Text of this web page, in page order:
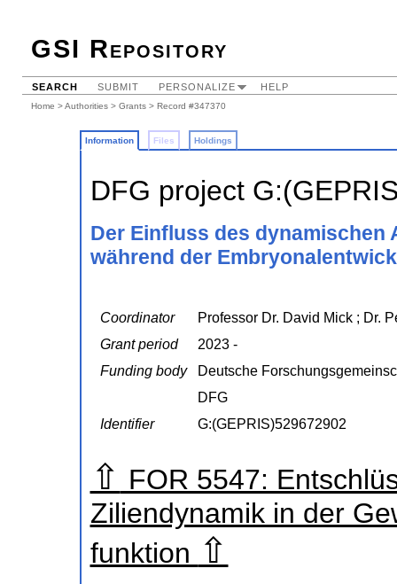
GSI Repository
SEARCH SUBMIT PERSONALIZE HELP
Home >Authorities > Grants > Record #347370
Information Files Holdings
DFG project
Der Einfluss des dynamischen
während der
Coordinator
Professor Dr. David Mick ; Dr.
Grant period
2023 -
Funding body
Deutsche
DFG
Identifier
G:(GEPRIS)529672902
⇧ FOR 5547:
Ziliendynamik in der
funktion ⇧